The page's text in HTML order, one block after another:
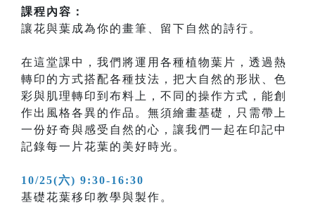
課程內容：
讓花與葉成為你的畫筆、留下自然的詩行。
在這堂課中，我們將運用各種植物葉片，透過熱
轉印的方式搭配各種技法，把大自然的形狀、色
彩與肌理轉印到布料上，不同的操作方式，能創
作出風格各異的作品。無須繪畫基礎，只需帶上
一份好奇與感受自然的心，讓我們一起在印記中
記錄每一片花葉的美好時光。
10/25(六) 9:30-16:30
基礎花葉移印教學與製作。